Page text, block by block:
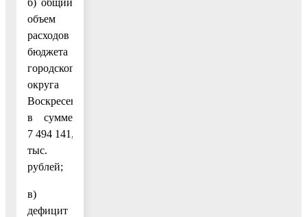
объем
расходов
бюджета
городского
округа
Воскресенск
в сумме
7 494 141,4
тыс.
рублей;
в)
дефицит